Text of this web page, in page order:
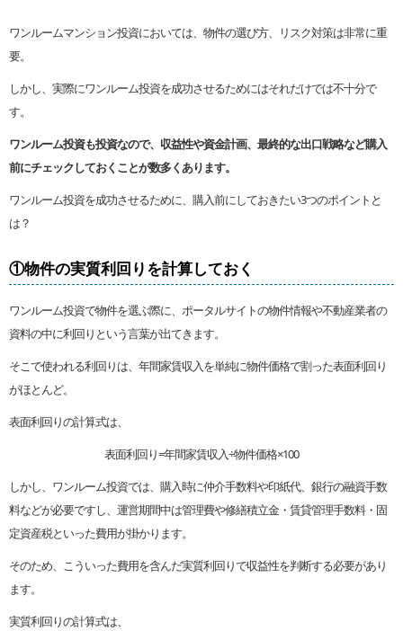
ワンルームマンション投資においては、物件の選び方、リスク対策は非常に重
要。
しかし、実際にワンルーム投資を成功させるためにはそれだけでは不十分で
す。
ワンルーム投資も投資なので、収益性や資金計画、最終的な出口戦略など購入
前にチェックしておくことが数多くあります。
ワンルーム投資を成功させるために、購入前にしておきたい3つのポイントと
は？
①物件の実質利回りを計算しておく
ワンルーム投資で物件を選ぶ際に、ポータルサイトの物件情報や不動産業者の
資料の中に利回りという言葉が出てきます。
そこで使われる利回りは、年間家賃収入を単純に物件価格で割った表面利回り
がほとんど。
表面利回りの計算式は、
表面利回り=年間家賃収入÷物件価格×100
しかし、ワンルーム投資では、購入時に仲介手数料や印紙代、銀行の融資手数
料などが必要ですし、運営期間中は管理費や修繕積立金・賃貸管理手数料・固
定資産税といった費用が掛かります。
そのため、こういった費用を含んだ実質利回りで収益性を判断する必要があり
ます。
実質利回りの計算式は、